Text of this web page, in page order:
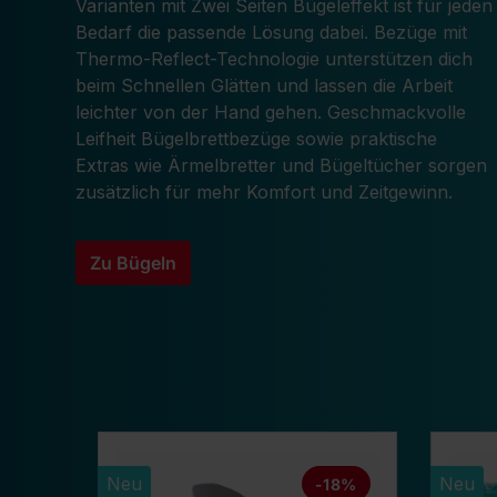
Varianten mit Zwei Seiten Bügeleffekt ist für jeden
Bedarf die passende Lösung dabei. Bezüge mit
Thermo-Reflect-Technologie unterstützen dich
beim Schnellen Glätten und lassen die Arbeit
leichter von der Hand gehen. Geschmackvolle
Leifheit Bügelbrettbezüge sowie praktische
Extras wie Ärmelbretter und Bügeltücher sorgen
zusätzlich für mehr Komfort und Zeitgewinn.
Zu Bügeln
-18%
Neu Neu